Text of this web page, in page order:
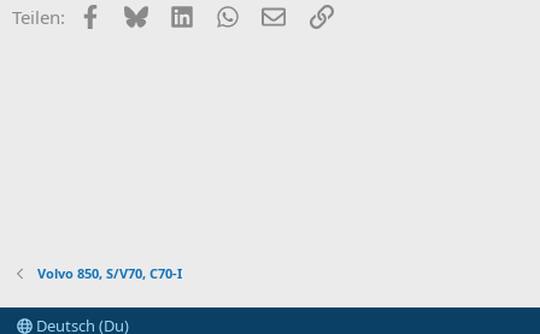
Teilen: Facebook
BlueskyLinkedInWhatsApp
E-MailLink
Volvo 850, S/V70, C70-I
Deutsch (Du)